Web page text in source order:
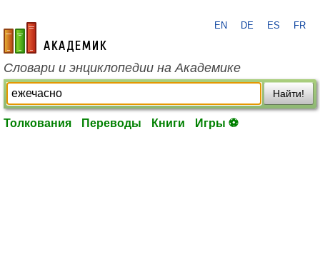
academic.ru
EN DE ES FR
Словари и энциклопедии на Академике
Найти!
Толкования Переводы Книги Игры ⚽